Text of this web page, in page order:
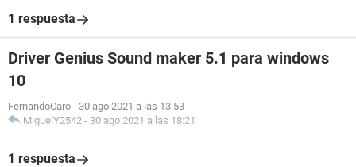
Dispositivos de entrada:
Teclado Dispositivo de teclado HID
Ratón Mouse PS/2 de Microsoft
1 respuesta
Driver Genius Sound maker 5.1 para windows
10
FernandoCaro - 30 ago 2021 a las 13:53
MiguelY2542 - 30 ago 2021 a las 18:21
1 respuesta